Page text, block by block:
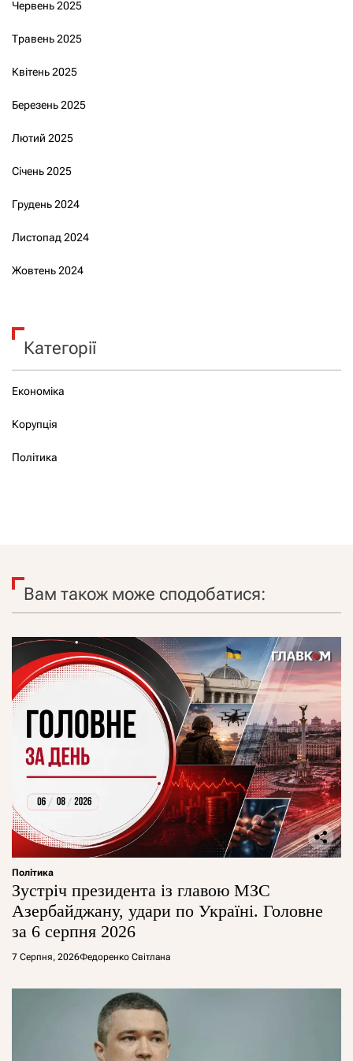
Червень 2025
Травень 2025
Квітень 2025
Березень 2025
Лютий 2025
Січень 2025
Грудень 2024
Листопад 2024
Жовтень 2024
Категорії
Економіка
Корупція
Політика
Вам також може сподобатися:
Політика
Зустріч президента із главою МЗС
Азербайджану, удари по Україні. Головне
за 6 серпня 2026
7 Серпня, 2026Федоренко Світлана